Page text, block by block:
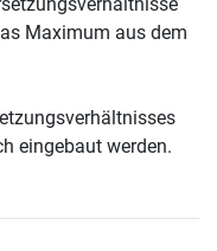
Maximum aus dem
eingebaut werden.